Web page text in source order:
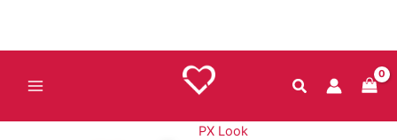
contenido
PX Look
cantidad